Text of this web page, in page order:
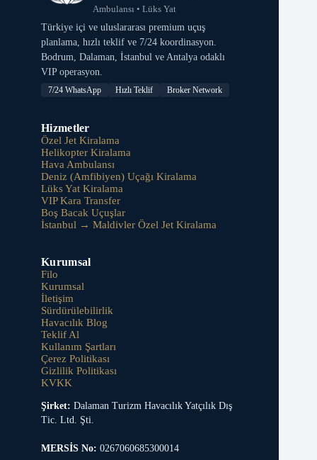
Ambulansı • Lüks Yat
Türkiye içi ve uluslararası premium uçuş
planlama, hızlı teklif ve 7/24 koordinasyon.
Bodrum, Dalaman, İstanbul ve Antalya odaklı
VIP operasyon.
7/24 WhatsApp Hızlı Teklif Broker Network
Hizmetler
Özel Jet Kiralama
Helikopter Kiralama
Hava Ambulansı
Deniz (Amfibiyen) Uçağı Kiralama
Lüks Yat Kiralama
VIP Kara Transfer
Boş Bacak Uçuşlar
İstanbul → Maldivler Özel Jet Kiralama
Kurumsal
Filo
Kurumsal
İletişim
Sürdürülebilirlik
Havacılık Blog
Teklif Al
Kullanım Şartları
Çerez Politikası
Gizlilik Politikası
KVKK
Şirket: Dalaman Turizm Havacılık Yatçılık Dış
Tic. Ltd. Şti.
MERSİS No: 0267060685300014